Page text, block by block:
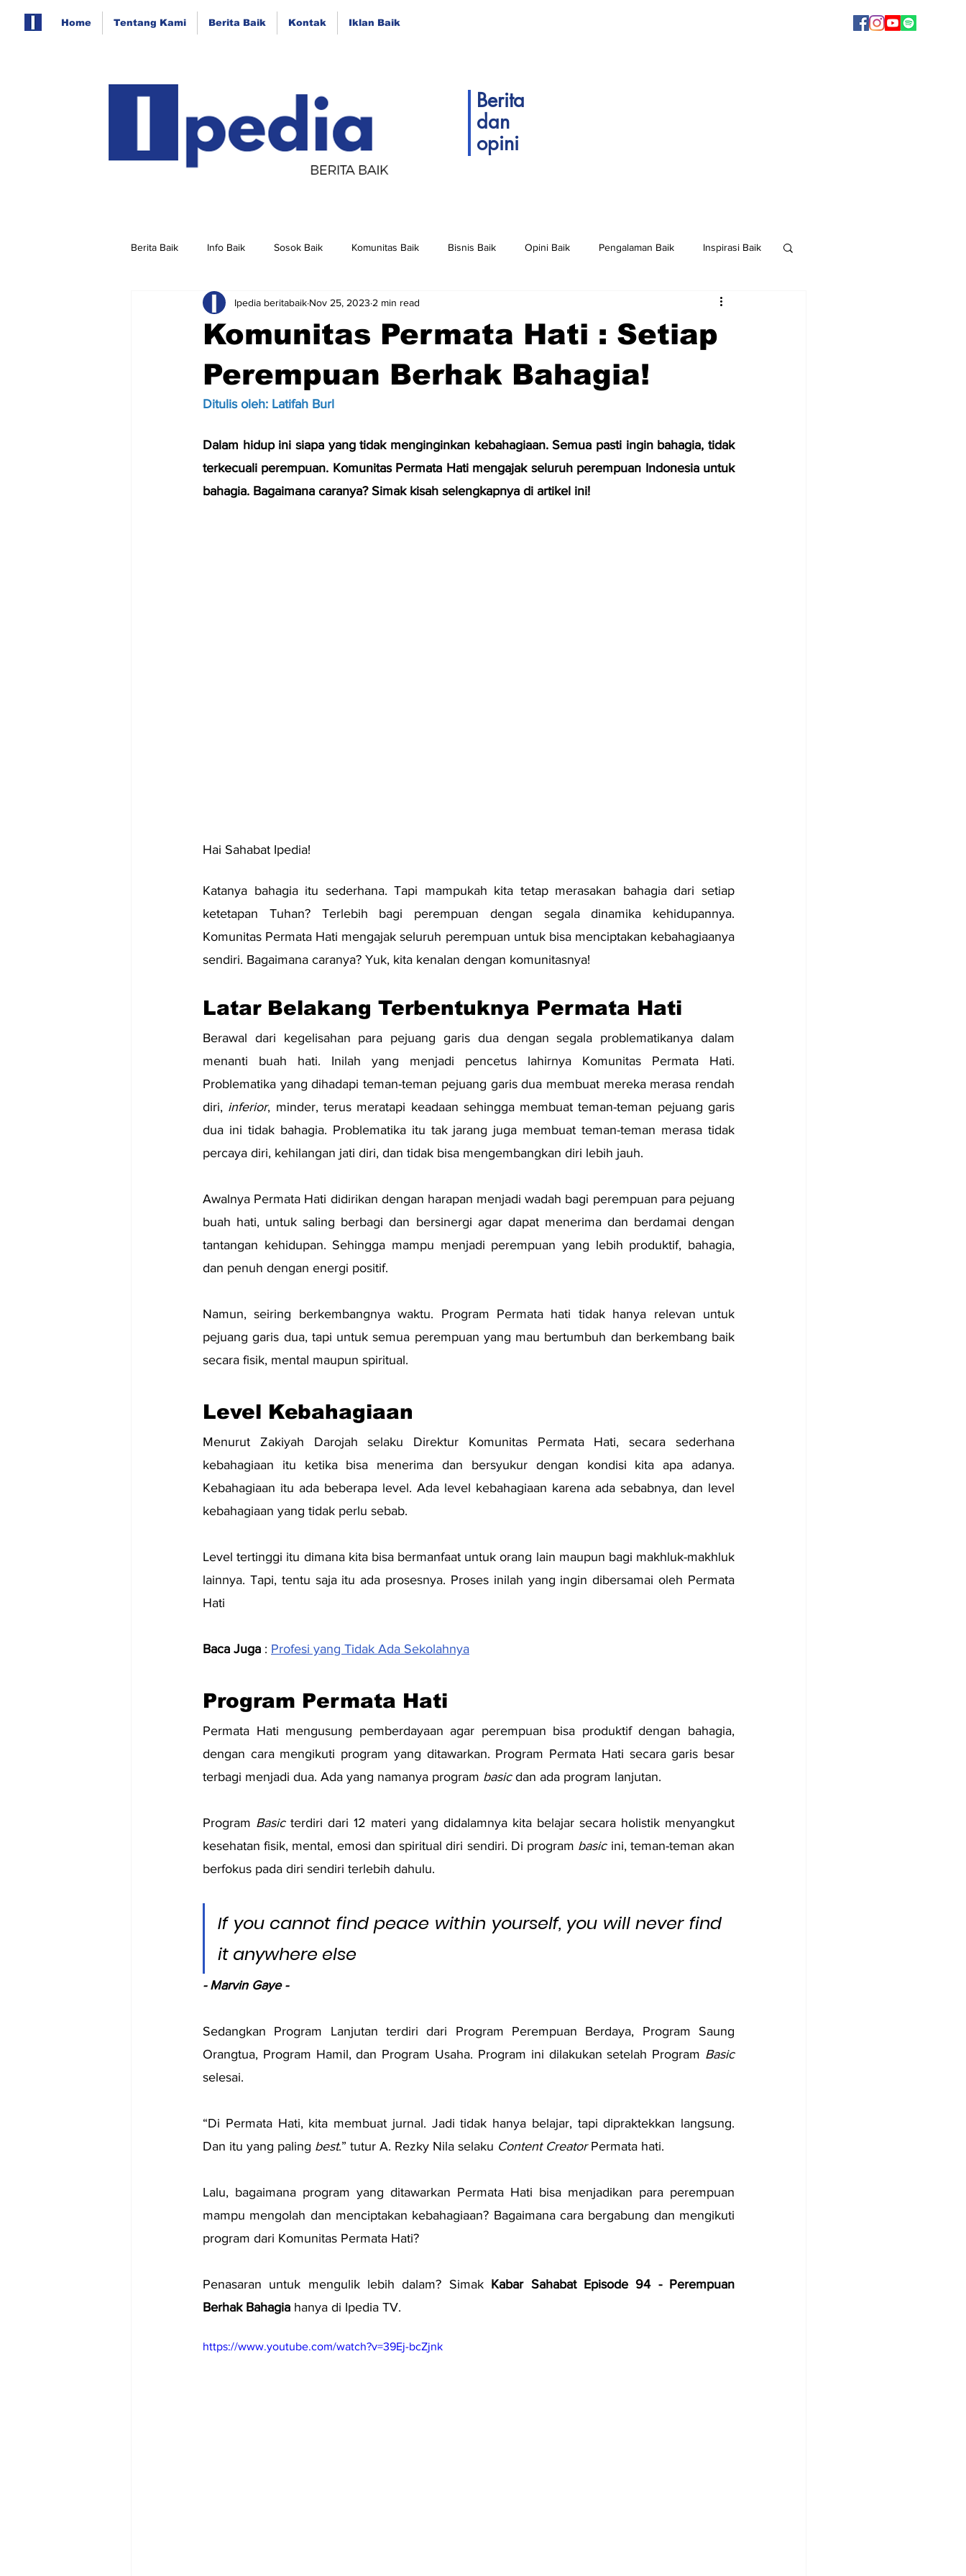
Home Tentang Kami Berita Baik Kontak Iklan Baik
Berita
dan
opini
Berita Baik Info Baik Sosok Baik Komunitas Baik Bisnis Baik Opini Baik Pengalaman Baik Inspirasi Baik
Berita Baik
Komunitas Permata Hati : Setiap
Perempuan Berhak Bahagia!
Ipedia beritabaik Nov 25, 2023 2 min read
Ditulis oleh: Latifah Burl
Dalam hidup ini siapa yang tidak menginginkan kebahagiaan. Semua pasti ingin bahagia, tidak
terkecuali perempuan. Komunitas Permata Hati mengajak seluruh perempuan Indonesia untuk
bahagia. Bagaimana caranya? Simak kisah selengkapnya di artikel ini!
Hai Sahabat Ipedia!
Katanya bahagia itu sederhana. Tapi mampukah kita tetap merasakan bahagia dari setiap
ketetapan Tuhan? Terlebih bagi perempuan dengan segala dinamika kehidupannya.
Komunitas Permata Hati mengajak seluruh perempuan untuk bisa menciptakan kebahagiaanya
sendiri. Bagaimana caranya? Yuk, kita kenalan dengan komunitasnya!
Latar Belakang Terbentuknya Permata Hati
Berawal dari kegelisahan para pejuang garis dua dengan segala problematikanya dalam
menanti buah hati. Inilah yang menjadi pencetus lahirnya Komunitas Permata Hati.
Problematika yang dihadapi teman-teman pejuang garis dua membuat mereka merasa rendah
diri, inferior, minder, terus meratapi keadaan sehingga membuat teman-teman pejuang garis
dua ini tidak bahagia. Problematika itu tak jarang juga membuat teman-teman merasa tidak
percaya diri, kehilangan jati diri, dan tidak bisa mengembangkan diri lebih jauh.
Awalnya Permata Hati didirikan dengan harapan menjadi wadah bagi perempuan para pejuang
buah hati, untuk saling berbagi dan bersinergi agar dapat menerima dan berdamai dengan
tantangan kehidupan. Sehingga mampu menjadi perempuan yang lebih produktif, bahagia,
dan penuh dengan energi positif.
Namun, seiring berkembangnya waktu. Program Permata hati tidak hanya relevan untuk
pejuang garis dua, tapi untuk semua perempuan yang mau bertumbuh dan berkembang baik
secara fisik, mental maupun spiritual.
Level Kebahagiaan
Menurut Zakiyah Darojah selaku Direktur Komunitas Permata Hati, secara sederhana
kebahagiaan itu ketika bisa menerima dan bersyukur dengan kondisi kita apa adanya.
Kebahagiaan itu ada beberapa level. Ada level kebahagiaan karena ada sebabnya, dan level
kebahagiaan yang tidak perlu sebab.
Level tertinggi itu dimana kita bisa bermanfaat untuk orang lain maupun bagi makhluk-makhluk
lainnya. Tapi, tentu saja itu ada prosesnya. Proses inilah yang ingin dibersamai oleh Permata
Hati
Baca Juga : Profesi yang Tidak Ada Sekolahnya
Program Permata Hati
Permata Hati mengusung pemberdayaan agar perempuan bisa produktif dengan bahagia,
dengan cara mengikuti program yang ditawarkan. Program Permata Hati secara garis besar
terbagi menjadi dua. Ada yang namanya program basic dan ada program lanjutan.
Program Basic terdiri dari 12 materi yang didalamnya kita belajar secara holistik menyangkut
kesehatan fisik, mental, emosi dan spiritual diri sendiri. Di program basic ini, teman-teman akan
berfokus pada diri sendiri terlebih dahulu.
If you cannot find peace within yourself, you will never find
it anywhere else
- Marvin Gaye -
Sedangkan Program Lanjutan terdiri dari Program Perempuan Berdaya, Program Saung
Orangtua, Program Hamil, dan Program Usaha. Program ini dilakukan setelah Program Basic
selesai.
“Di Permata Hati, kita membuat jurnal. Jadi tidak hanya belajar, tapi dipraktekkan langsung.
Dan itu yang paling best.” tutur A. Rezky Nila selaku Content Creator Permata hati.
Lalu, bagaimana program yang ditawarkan Permata Hati bisa menjadikan para perempuan
mampu mengolah dan menciptakan kebahagiaan? Bagaimana cara bergabung dan mengikuti
program dari Komunitas Permata Hati?
Penasaran untuk mengulik lebih dalam? Simak Kabar Sahabat Episode 94 - Perempuan
Berhak Bahagia hanya di Ipedia TV.
https://www.youtube.com/watch?v=39Ej-bcZjnk